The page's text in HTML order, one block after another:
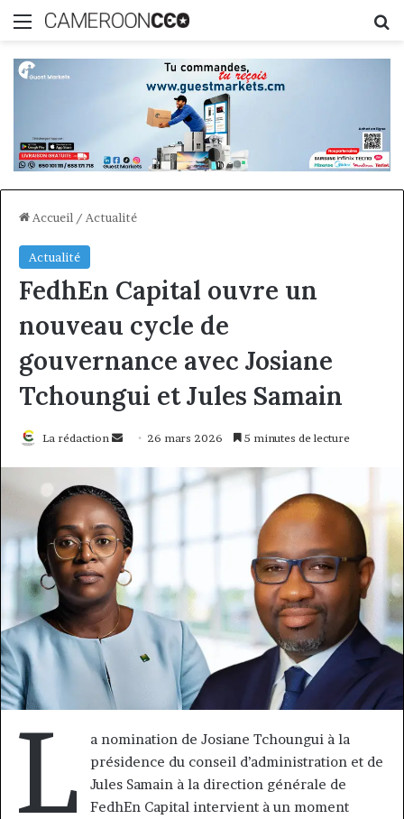
Menu
Accueil / Actualité
Actualité
FedhEn Capital ouvre un
nouveau cycle de
gouvernance avec Josiane
Tchoungui et Jules Samain
La rédaction
Envoyer26 mars 2026 5 minutes de lecture
L
a nomination de Josiane Tchoungui à la
présidence du conseil d’administration et de
Jules Samain à la direction générale de
FedhEn Capital intervient à un moment